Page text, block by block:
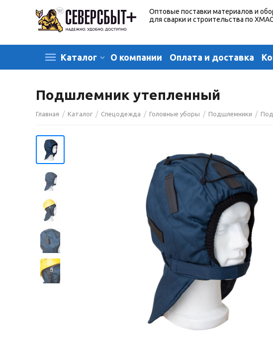
Оптовые поставки материалов и
для сварки и строительства по
Каталог О компании Оплата и доставка
Подшлемник утепленный
Главная / Каталог / Спецодежда / Головные уборы / Подшлемники /